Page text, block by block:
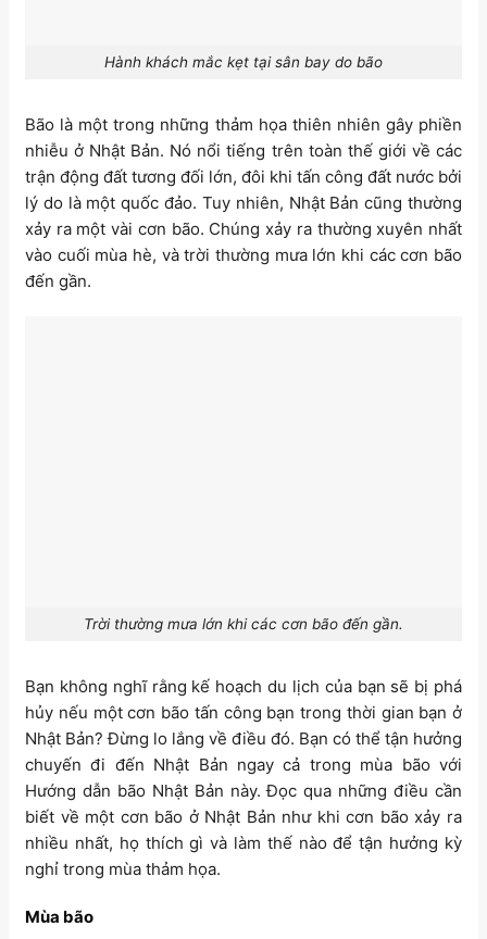
Hành khách mắc kẹt tại sân bay do bão
Bão là một trong những thảm họa thiên nhiên gây phiền
nhiễu ở Nhật Bản. Nó nổi tiếng trên toàn thế giới về các
trận động đất tương đối lớn, đôi khi tấn công đất nước bởi
lý do là một quốc đảo. Tuy nhiên, Nhật Bản cũng thường
xảy ra một vài cơn bão. Chúng xảy ra thường xuyên nhất
vào cuối mùa hè, và trời thường mưa lớn khi các cơn bão
đến gần.
Trời thường mưa lớn khi các cơn bão đến gần.
Bạn không nghĩ rằng kế hoạch du lịch của bạn sẽ bị phá
hủy nếu một cơn bão tấn công bạn trong thời gian bạn ở
Nhật Bản? Đừng lo lắng về điều đó. Bạn có thể tận hưởng
chuyến đi đến Nhật Bản ngay cả trong mùa bão với
Hướng dẫn bão Nhật Bản này. Đọc qua những điều cần
biết về một cơn bão ở Nhật Bản như khi cơn bão xảy ra
nhiều nhất, họ thích gì và làm thế nào để tận hưởng kỳ
nghỉ trong mùa thảm họa.
Mùa bão